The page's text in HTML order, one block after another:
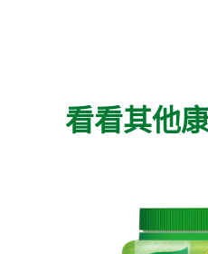
看看其他